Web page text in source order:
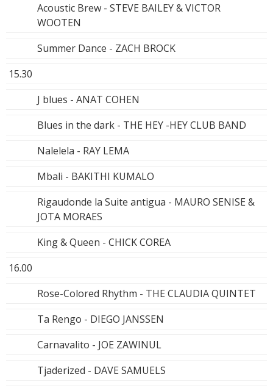
Acoustic Brew - STEVE BAILEY & VICTOR
WOOTEN
Summer Dance - ZACH BROCK
15.30
J blues - ANAT COHEN
Blues in the dark - THE HEY -HEY CLUB BAND
Nalelela - RAY LEMA
Mbali - BAKITHI KUMALO
Rigaudonde la Suite antigua - MAURO SENISE &
JOTA MORAES
King & Queen - CHICK COREA
16.00
Rose-Colored Rhythm - THE CLAUDIA QUINTET
Ta Rengo - DIEGO JANSSEN
Carnavalito - JOE ZAWINUL
Tjaderized - DAVE SAMUELS